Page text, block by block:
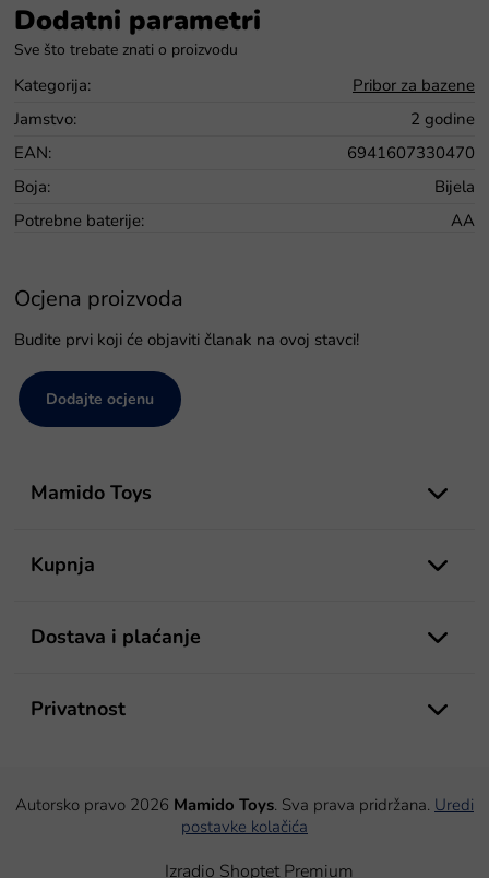
Dodatni parametri
Kategorija:
Pribor za bazene
Jamstvo:
2 godine
EAN:
6941607330470
Boja:
Bijela
Potrebne baterije: AA
Ocjena proizvoda
Budite prvi koji će objaviti članak na ovoj stavci!
Dodajte ocjenu
Mamido Toys
Kupnja
Dostava i plaćanje
Privatnost
Izradio Shoptet Premium
Autorsko pravo 2026 Mamido Toys. Sva prava pridržana. Uredi
postavke kolačića